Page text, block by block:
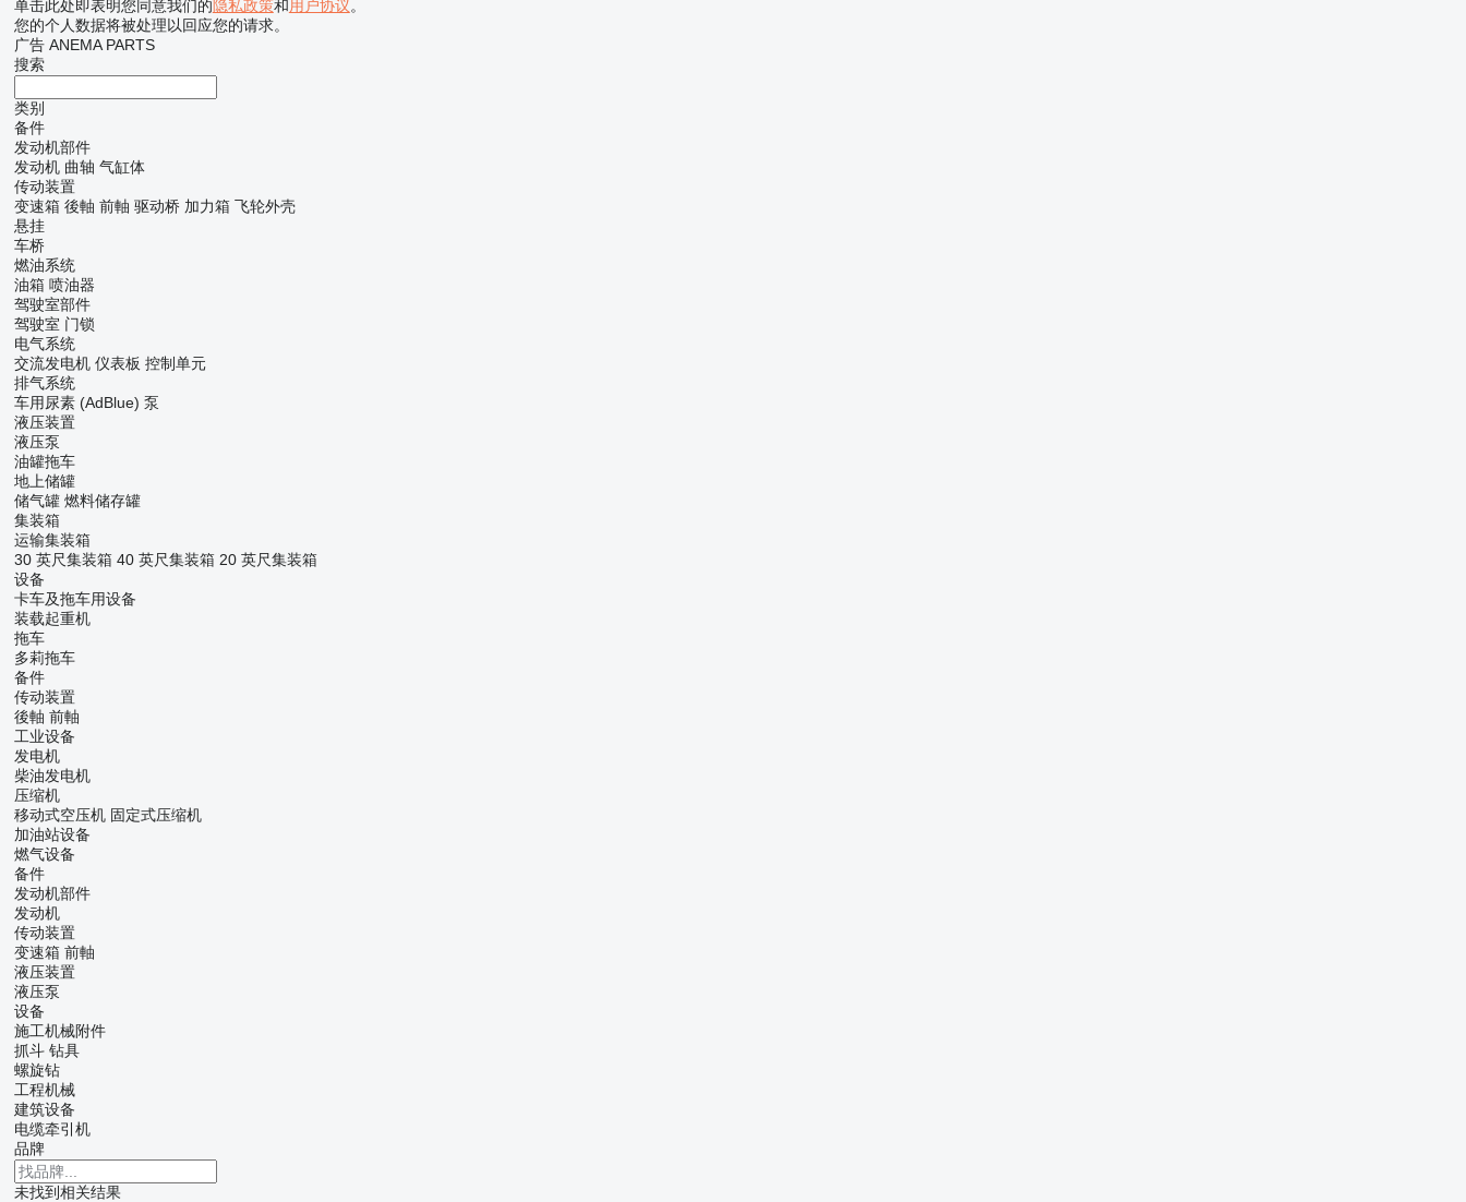
单击此处即表明您同意我们的隐私政策和用户协议。
您的个人数据将被处理以回应您的请求。
广告 ANEMA PARTS
搜索
类别
备件
发动机部件
发动机 曲轴 气缸体
传动装置
变速箱 後軸 前軸 驱动桥 加力箱 飞轮外壳
悬挂
车桥
燃油系统
油箱 喷油器
驾驶室部件
驾驶室 门锁
电气系统
交流发电机 仪表板 控制单元
排气系统
车用尿素 (AdBlue) 泵
液压装置
液压泵
油罐拖车
地上储罐
储气罐 燃料储存罐
集装箱
运输集装箱
30 英尺集装箱 40 英尺集装箱 20 英尺集装箱
设备
卡车及拖车用设备
装载起重机
拖车
多莉拖车
备件
传动装置
後軸 前軸
工业设备
发电机
柴油发电机
压缩机
移动式空压机 固定式压缩机
加油站设备
燃气设备
备件
发动机部件
发动机
传动装置
变速箱 前軸
液压装置
液压泵
设备
施工机械附件
抓斗 钻具
螺旋钻
工程机械
建筑设备
电缆牵引机
品牌
未找到相关结果